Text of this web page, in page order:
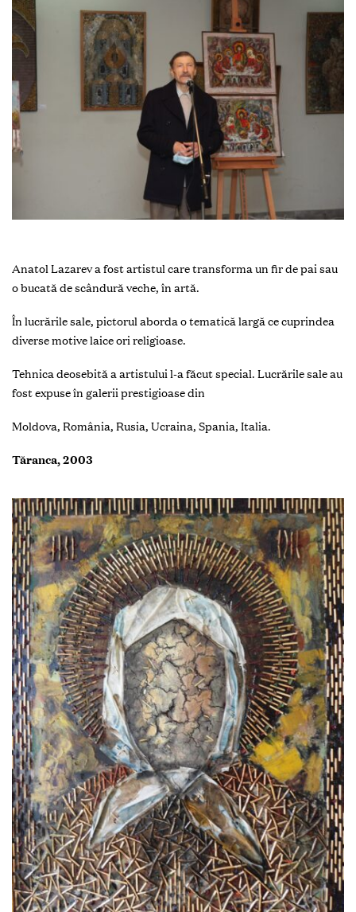
Anatol Lazarev a fost artistul care transforma un fir de pai sau
o bucată de scândură veche, în artă.
În lucrările sale, pictorul aborda o tematică largă ce cuprindea
diverse motive laice ori religioase.
Tehnica deosebită a artistului l-a făcut special. Lucrările sale au
fost expuse în galerii prestigioase din
Moldova, România, Rusia, Ucraina, Spania, Italia.
Tăranca, 2003